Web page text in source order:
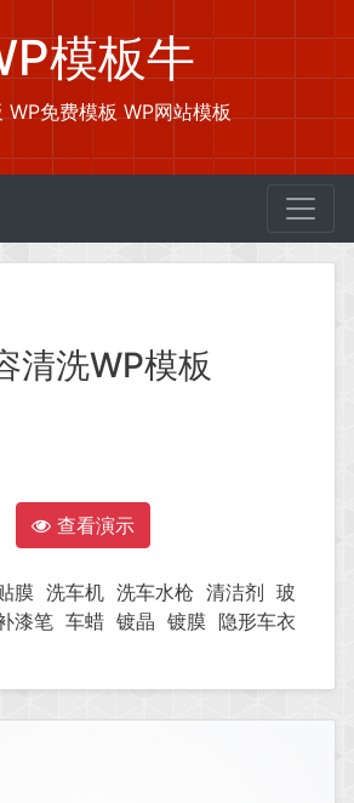
模板牛
WP免费模板 WP网站模板
清洗WP模板
查看演示
膜 洗车机 洗车水枪 清洁剂 玻
漆笔 车蜡 镀晶 镀膜 隐形车衣